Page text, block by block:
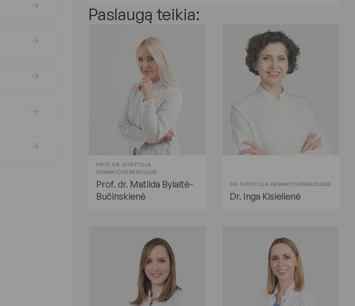
Paslaugą teikia:
PROF. DR. GYDYTOJA
DERMATOVENEROLOGĖ
Prof. dr. Matilda Bylaitė-
Bučinskienė
DR. GYDYTOJA DERMATOVENEROLOGĖ
Dr. Inga Kisielienė